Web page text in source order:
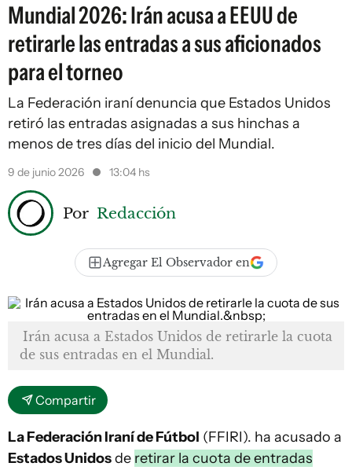
Mundial 2026: Irán acusa a EEUU de
retirarle las entradas a sus aficionados
para el torneo
La Federación iraní denuncia que Estados Unidos
retiró las entradas asignadas a sus hinchas a
menos de tres días del inicio del Mundial.
9 de junio 2026 13:04 hs
Por Redacción
Agregar El Observador en
Irán acusa a Estados Unidos de retirarle la cuota
de sus entradas en el Mundial.
Compartir
La Federación Iraní de Fútbol (FFIRI). ha acusado a
Estados Unidosde retirar la cuota de entradas